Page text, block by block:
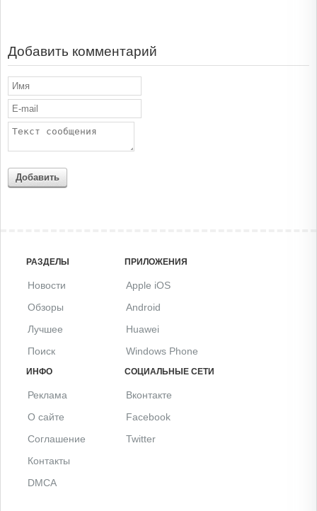
Добавить комментарий
Добавить
РАЗДЕЛЫ
Новости
Обзоры
Лучшее
Поиск
ПРИЛОЖЕНИЯ
Apple iOS
Android
Huawei
Windows Phone
ИНФО
Реклама
О сайте
Соглашение
Контакты
DMCA
СОЦИАЛЬНЫЕ СЕТИ
Вконтакте
Facebook
Twitter